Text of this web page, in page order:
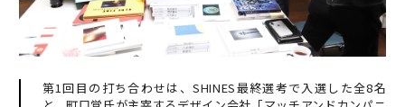
第1回目の打ち合わせは、SHINES最終選考で入選した全8名